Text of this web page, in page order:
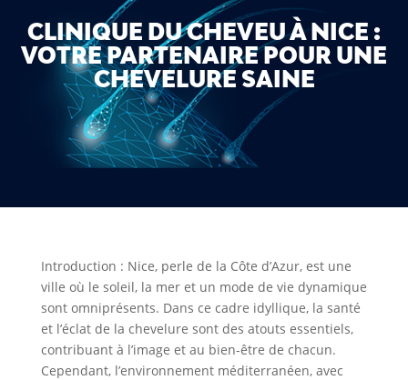
CLINIQUE DU CHEVEU À NICE :
VOTRE PARTENAIRE POUR UNE
CHEVELURE SAINE
Introduction : Nice, perle de la Côte d’Azur, est une
ville où le soleil, la mer et un mode de vie dynamique
sont omniprésents. Dans ce cadre idyllique, la santé
et l’éclat de la chevelure sont des atouts essentiels,
contribuant à l’image et au bien-être de chacun.
Cependant, l’environnement méditerranéen, avec